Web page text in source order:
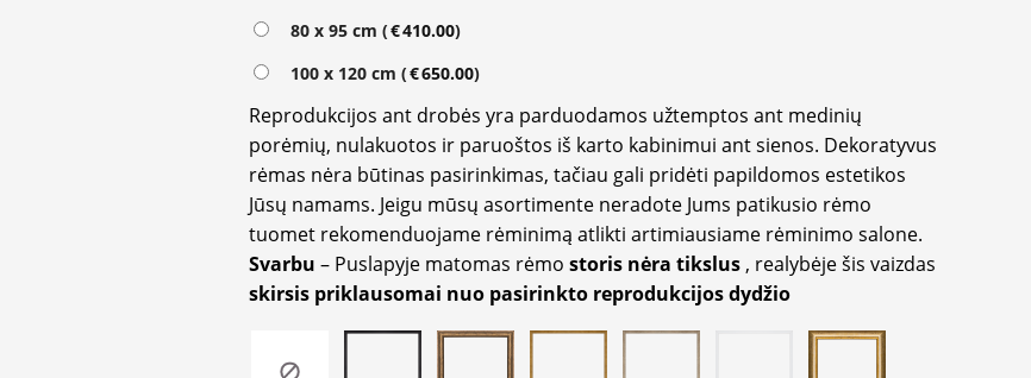
80 x 95 cm (€410.00)
100 x 120 cm (€650.00)
Reprodukcijos ant drobės yra parduodamos užtemptos ant medinių
porėmių, nulakuotos ir paruoštos iš karto kabinimui ant sienos. Dekoratyvus
rėmas nėra būtinas pasirinkimas, tačiau gali pridėti papildomos estetikos
Jūsų namams. Jeigu mūsų asortimente neradote Jums patikusio rėmo
tuomet rekomenduojame rėminimą atlikti artimiausiame rėminimo salone.
Svarbu – Puslapyje matomas rėmo storis nėra tikslus , realybėje šis vaizdas
skirsis priklausomai nuo pasirinkto reprodukcijos dydžio